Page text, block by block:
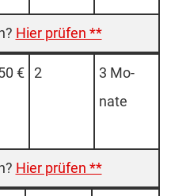
Hier prüfen **
€ 2
3 Mo­
nate
Hier prüfen **